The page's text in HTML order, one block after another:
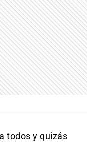
todos y quizás